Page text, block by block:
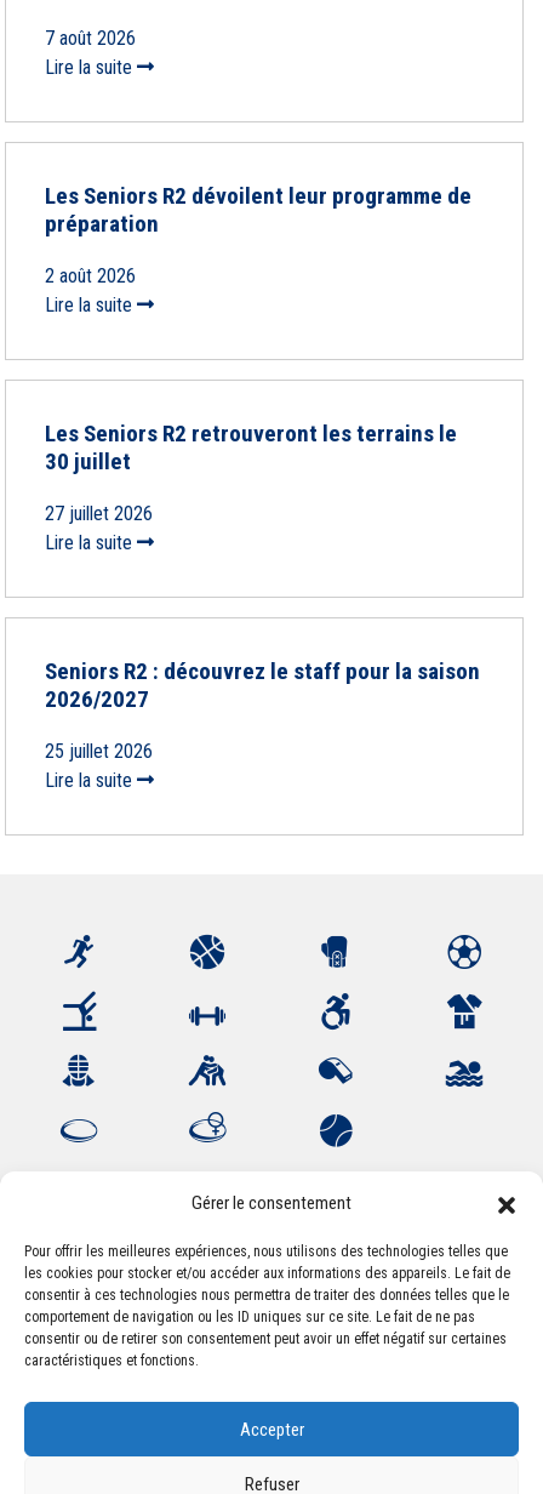
Gérer le consentement
Pour offrir les meilleures expériences, nous utilisons des technologies telles que
les cookies pour stocker et/ou accéder aux informations des appareils. Le fait de
consentir à ces technologies nous permettra de traiter des données telles que le
comportement de navigation ou les ID uniques sur ce site. Le fait de ne pas
consentir ou de retirer son consentement peut avoir un effet négatif sur certaines
caractéristiques et fonctions.
Accepter
Refuser
7 août 2026
Lire la suite
Les Seniors R2 dévoilent leur programme de
préparation
2 août 2026
Lire la suite
Les Seniors R2 retrouveront les terrains le
30 juillet
27 juillet 2026
Lire la suite
Seniors R2 : découvrez le staff pour la saison
2026/2027
25 juillet 2026
Lire la suite
Association Sportive Montferrandaise
84, boulevard Léon Jouhaux
CS 80221 - 63021 Clermont-Ferrand Cedex 2
accueil@asm-omnisports.com